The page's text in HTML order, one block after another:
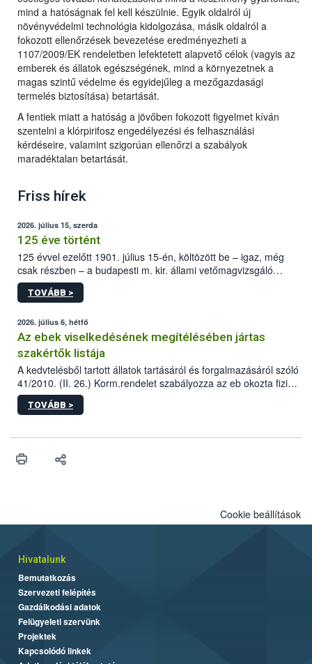
mind a hatóságnak fel kell készülnie. Egyik oldalról új
növényvédelmi technológia kidolgozása, másik oldalról a
fokozott ellenőrzések bevezetése eredményezheti a
1107/2009/EK rendeletben lefektetett alapvető célok (vagyis az
emberek és állatok egészségének, mind a környezetnek a
magas szintű védelme és egyidejűleg a mezőgazdasági
termelés biztosítása) betartását.
A fentiek miatt a hatóság a jövőben fokozott figyelmet kíván
szentelni a klórpirifosz engedélyezési és felhasználási
kérdéseire, valamint szigorúan ellenőrzi a szabályok
maradéktalan betartását.
Friss hírek
2026. július 15, szerda
125 éve történt
125 évvel ezelőtt 1901. július 15-én, költözött be – igaz, még
csak részben – a budapesti m. kir. állami vetőmagvizsgáló
állomás a Kis Rókus utca 15. szám alatti, Czigler Győző által
tervezett új épületébe.
TOVÁBB >
2026. július 6, hétfő
Az ebek viselkedésének megítélésében jártas
szakértők listája
A kedvtelésből tartott állatok tartásáról és forgalmazásáról szóló
41/2010. (II. 26.) Korm.rendelet szabályozza az eb okozta fizikai
sérülés, illetve ennek veszélye keletkezésekor felmerülő
hatósági feladatokat, valamint a veszélyes eb tartását és annak
vonni az ebek viselkedésének megítélésében jártas szakértőt.
TOVÁBB >
Cookie beállítások
Hivatalunk
Bemutatkozás
Szervezeti felépítés
Gazdálkodási adatok
Felügyeleti szervünk
Projektek
Kapcsolódó linkek